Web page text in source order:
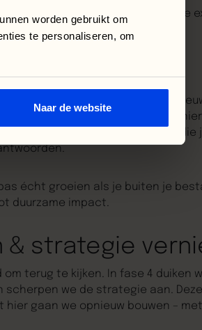
worden gebruikt om
te personaliseren, om
Naar de website
aan stabiele groei. Geen wilde
doelgroepen, nieuwe kanalen,
funnel en zoeken naar extra
Denk aan campagnes die
écht groeien als je buiten je
duurzame impact.
& strategie
terug te kijken. In fase 4 duiken
we de strategie aan.
hier gaan we opnieuw bouwen –